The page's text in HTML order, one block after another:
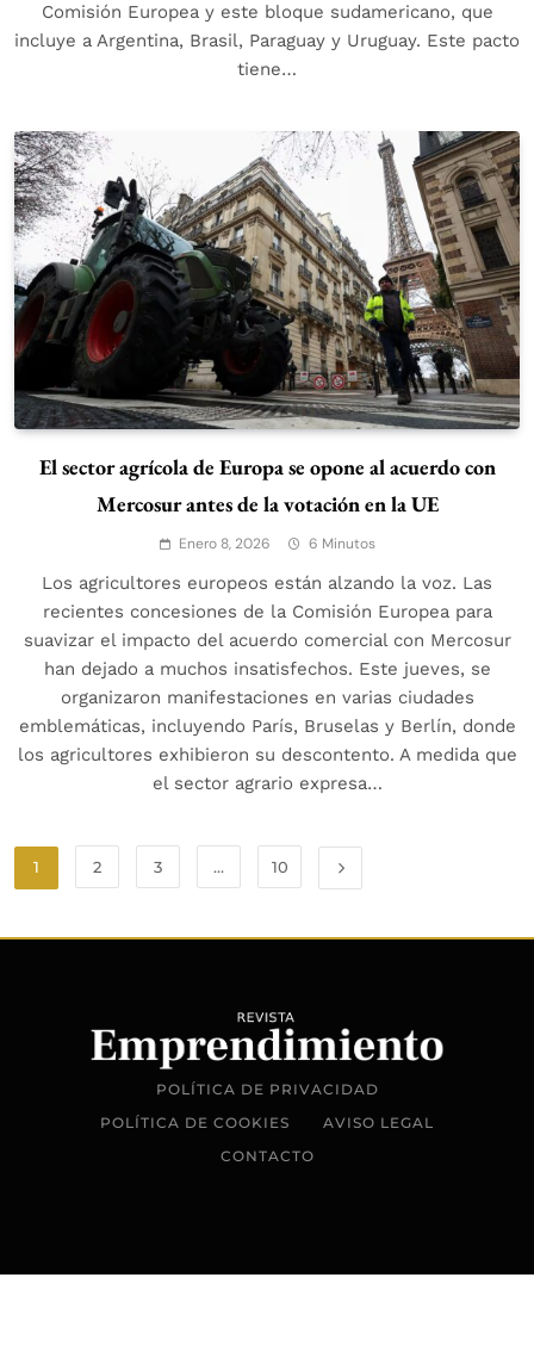
Comisión Europea y este bloque sudamericano, que
incluye a Argentina, Brasil, Paraguay y Uruguay. Este pacto
tiene…
El sector agrícola de Europa se opone al acuerdo con
Mercosur antes de la votación en la UE
Enero 8, 2026 6 Minutos
Los agricultores europeos están alzando la voz. Las
recientes concesiones de la Comisión Europea para
suavizar el impacto del acuerdo comercial con Mercosur
han dejado a muchos insatisfechos. Este jueves, se
organizaron manifestaciones en varias ciudades
emblemáticas, incluyendo París, Bruselas y Berlín, donde
los agricultores exhibieron su descontento. A medida que
el sector agrario expresa…
1 2 3 … 10
POLÍTICA DE PRIVACIDAD
POLÍTICA DE COOKIES
AVISO LEGAL
CONTACTO